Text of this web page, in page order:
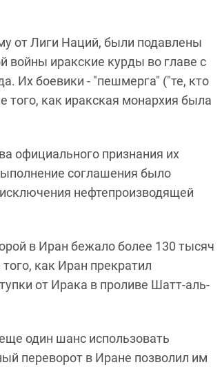
от Лиги Наций, были подавлены
войны иракские курды во главе с
Их боевики - "пешмерга" ("те, кто
того, как иракская монархия была
официального признания их
соглашения было
нефтепроизводящей
в Иран бежало более 130 тысяч
как Иран прекратил
от Ирака в проливе Шатт-аль-
один шанс использовать
переворот в Иране позволил им